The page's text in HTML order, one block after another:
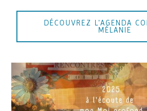
DÉCOUVREZ L'AGENDA
MÉLANIE